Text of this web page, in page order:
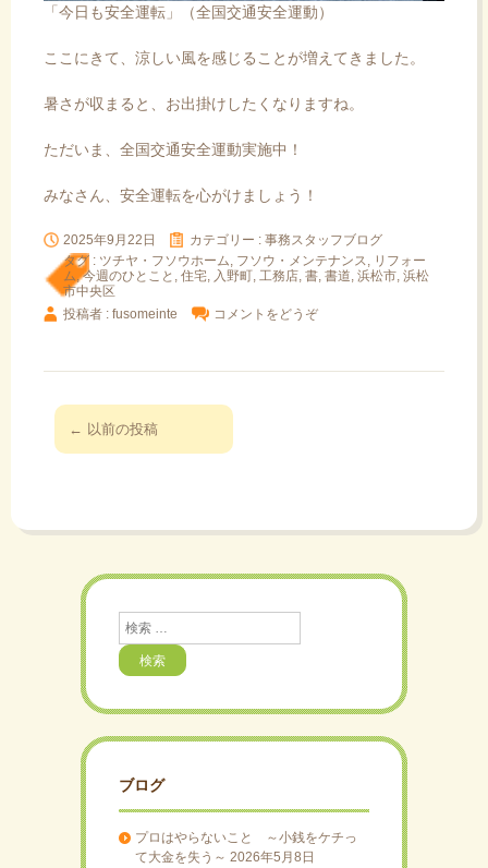
「今日も安全運転」（全国交通安全運動）
ここにきて、涼しい風を感じることが増えてきました。
暑さが収まると、お出掛けしたくなりますね。
ただいま、全国交通安全運動実施中！
みなさん、安全運転を心がけましょう！
2025年9月22日 カテゴリー : 事務スタッフブログ
タグ : ツチヤ・フソウホーム, フソウ・メンテナンス, リフォー
ム,今週のひとこと , 住宅, 入野町, 工務店, 書, 書道, 浜松市, 浜松
市中央区
投稿者 : fusomeinte
コメントをどうぞ
投
稿
ゲ
← 以前の投稿
検
索
ブログ
プロはやらないこと ～小銭をケチっ
て大金を失う～ 2026年5月8日